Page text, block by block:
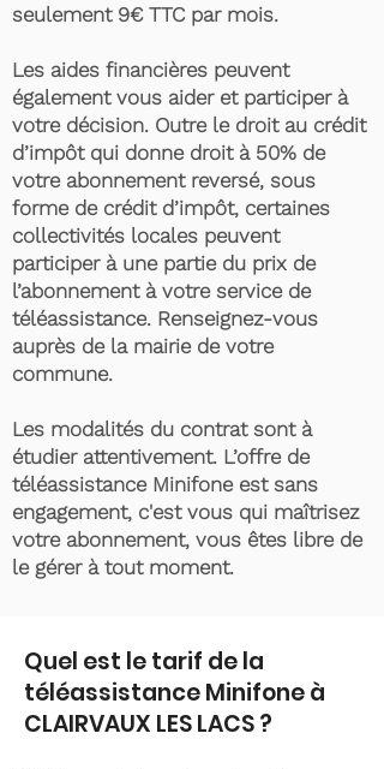
seulement 9€ TTC par mois.
Les aides financières peuvent
également vous aider et participer à
votre décision. Outre le droit au crédit
d’impôt qui donne droit à 50% de
votre abonnement reversé, sous
forme de crédit d’impôt, certaines
collectivités locales peuvent
participer à une partie du prix de
l’abonnement à votre service de
téléassistance. Renseignez-vous
auprès de la mairie de votre
commune.
Les modalités du contrat sont à
étudier attentivement. L’offre de
téléassistance Minifone est sans
engagement, c'est vous qui maîtrisez
votre abonnement, vous êtes libre de
le gérer à tout moment.
Quel est le tarif de la
téléassistance Minifone à
CLAIRVAUX LES LACS ?